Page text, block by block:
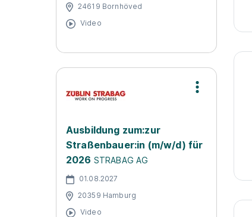
24619 Bornhöved
Video
Ausbildung zum:zur
Straßenbauer:in (m/w/d) für
2026 STRABAG AG
01.08.2027
20359 Hamburg
Video